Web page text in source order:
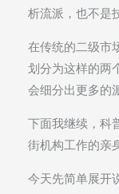
析流派，也不是
在传统的二级市
划分为这样的两
会细分出更多的
下面我继续，科
街机构工作的亲
今天先简单展开